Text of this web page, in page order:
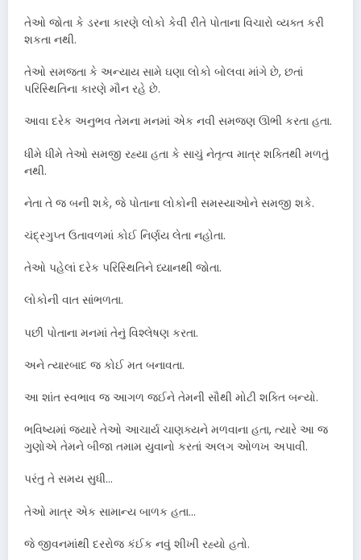
તેઓ જોતા કે ડરના કારણે લોકો કેવી રીતે પોતાના વિચારો વ્યક્ત કરી
શકતા નથી.
તેઓ સમજતા કે અન્યાય સામે ઘણા લોકો બોલવા માંગે છે, છતાં
પરિસ્થિતિના કારણે મૌન રહે છે.
આવા દરેક અનુભવ તેમના મનમાં એક નવી સમજણ ઊભી કરતા હતા.
ધીમે ધીમે તેઓ સમજી રહ્યા હતા કે સાચું નેતૃત્વ માત્ર શક્તિથી મળતું
નથી.
નેતા તે જ બની શકે, જે પોતાના લોકોની સમસ્યાઓને સમજી શકે.
ચંદ્રગુપ્ત ઉતાવળમાં કોઈ નિર્ણય લેતા નહોતા.
તેઓ પહેલાં દરેક પરિસ્થિતિને ધ્યાનથી જોતા.
લોકોની વાત સાંભળતા.
પછી પોતાના મનમાં તેનું વિશ્લેષણ કરતા.
અને ત્યારબાદ જ કોઈ મત બનાવતા.
આ શાંત સ્વભાવ જ આગળ જઈને તેમની સૌથી મોટી શક્તિ બન્યો.
ભવિષ્યમાં જ્યારે તેઓ આચાર્ય ચાણક્યને મળવાના હતા, ત્યારે આ જ
ગુણોએ તેમને બીજા તમામ યુવાનો કરતાં અલગ ઓળખ અપાવી.
પરંતુ તે સમય સુધી…
તેઓ માત્ર એક સામાન્ય બાળક હતા…
જે જીવનમાંથી દરરોજ કંઈક નવું શીખી રહ્યો હતો.